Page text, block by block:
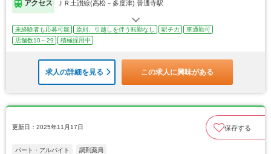
アクセス ＪＲ土讃線(高松－多度津) 善通寺駅
未経験者も応募可能 原則、引越しを伴う転勤なし 駅チカ
車通勤可
店舗数10～29
積極採用中
求人の詳細を見る この求人に興味がある
更新日：2025年11月17日 保存する
パート・アルバイト 調剤薬局